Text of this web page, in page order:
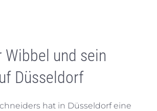
Wibbel und sein
Düsseldorf
hat in Düsseldorf eine